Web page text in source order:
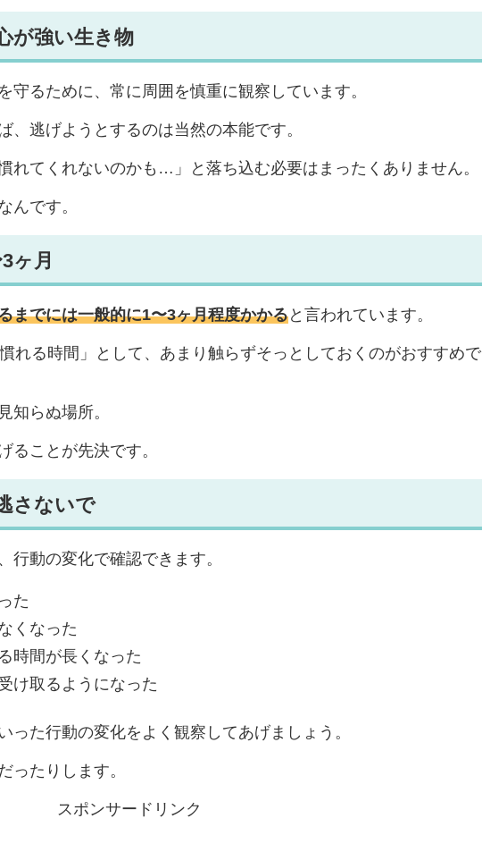
が強い生き物
守るために、常に周囲を慎重に観察しています。
、逃げようとするのは当然の本能です。
れてくれないのかも…」と落ち込む必要はまったくありません。
んです。
ヶ月
までには一般的に1〜3ヶ月程度かかると言われています。
れる時間」として、あまり触らずそっとしておくのがおすすめで
知らぬ場所。
ることが先決です。
さないで
行動の変化で確認できます。
た
くなった
時間が長くなった
け取るようになった
った行動の変化をよく観察してあげましょう。
ったりします。
スポンサードリンク